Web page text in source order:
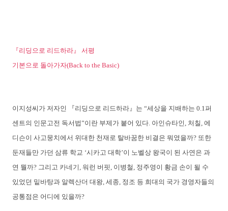
『리딩으로 리드하라』 서평
기본으로 돌아가자(Back to the Basic)
이지성씨가 저자인 『리딩으로 리드하라』는 “세상을 지배하는 0.1퍼
센트의 인문고전 독서법”이란 부제가 붙어 있다. 아인슈타인, 처칠, 에
디슨이 사고뭉치에서 위대한 천재로 탈바꿈한 비결은 뭐였을까? 또한
둔재들만 가던 삼류 학교 ‘시카고 대학’이 노벨상 왕국이 된 사연은 과
연 뭘까? 그리고 카네기, 워런 버핏, 이병철, 정주영이 황금 손이 될 수
있었던 밑바탕과 알렉산더 대왕, 세종, 정조 등 희대의 국가 경영자들의
공통점은 어디에 있을까?